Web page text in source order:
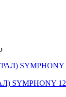
SYMPHONY 12